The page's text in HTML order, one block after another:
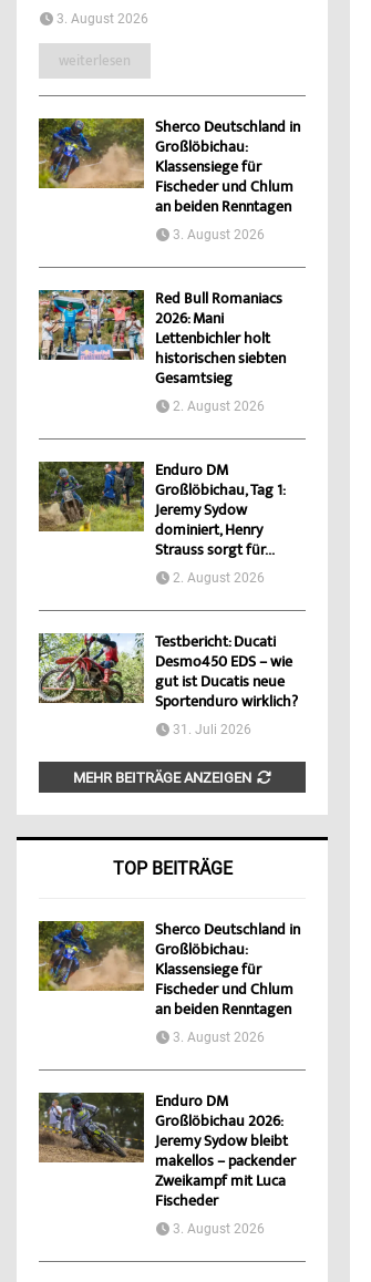
3. August 2026
weiterlesen
Sherco Deutschland in
Großlöbichau:
Klassensiege für
Fischeder und Chlum
an beiden Renntagen
3. August 2026
Red Bull Romaniacs
2026: Mani
Lettenbichler holt
historischen siebten
Gesamtsieg
2. August 2026
Enduro DM
Großlöbichau, Tag 1:
Jeremy Sydow
dominiert, Henry
Strauss sorgt für...
2. August 2026
Testbericht: Ducati
Desmo450 EDS – wie
gut ist Ducatis neue
Sportenduro wirklich?
31. Juli 2026
MEHR BEITRÄGE ANZEIGEN
TOP BEITRÄGE
Sherco Deutschland in
Großlöbichau:
Klassensiege für
Fischeder und Chlum
an beiden Renntagen
3. August 2026
Enduro DM
Großlöbichau 2026:
Jeremy Sydow bleibt
makellos – packender
Zweikampf mit Luca
Fischeder
3. August 2026